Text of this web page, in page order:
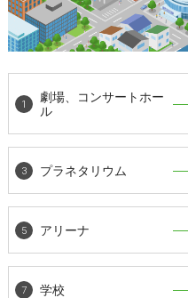
劇場、コンサートホー
ル
プラネタリウム
アリーナ
学校